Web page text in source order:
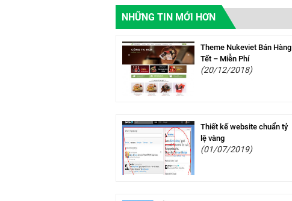
NHỮNG TIN MỚI HƠN
Theme Nukeviet Bán Hàng
Tết – Miễn Phí
(20/12/2018)
Thiết kế website chuẩn tỷ
lệ vàng
(01/07/2019)